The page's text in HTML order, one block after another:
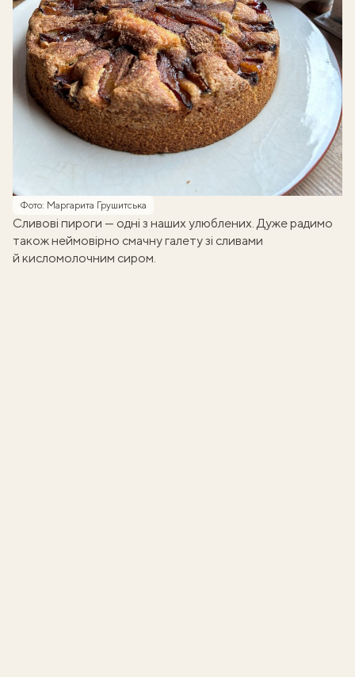
Фото: Маргарита Грушитська
Сливові пироги — одні з наших улюблених. Дуже радимо
також неймовірно смачнугалету зі сливами
й кисломолочним сиром.